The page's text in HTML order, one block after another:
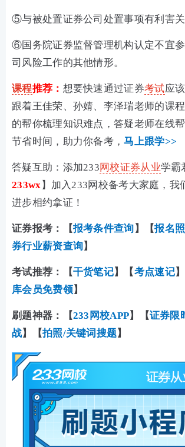
⑤与被处置证券公司处置事项有利害关
⑥国务院证券监督管理机构认定不宜
司风险工作的其他情形。
课程推荐： 想要快速通过证券考试应
跟着王佳荣、孙婧、李泽瑞老师的课
的帮你梳理知识难点，答疑老师在线
节省时间，助力你备考，马上跟学>>
答疑互助：添加233网校证券从业学霸
233wx 】加入233网校备考大家庭，我
进步相约拿证！
证券报考：【报考条件查询 】【报名
券行业薪资查询 】
考试推荐： 【干货笔记】【考点速记
库会员免费领 】
刷题神器： 【233网校APP】【证券限
战】【拍照/关键词搜题】